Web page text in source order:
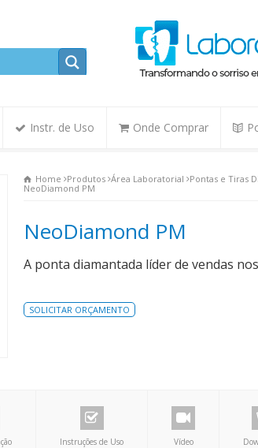
Instr. de Uso Onde Comprar
Home Produtos Área Laboratorial Pontas e Tiras
NeoDiamond PM
NeoDiamond PM
A ponta diamantada líder de vendas
SOLICITAR ORÇAMENTO
Instruções de Uso Vídeo